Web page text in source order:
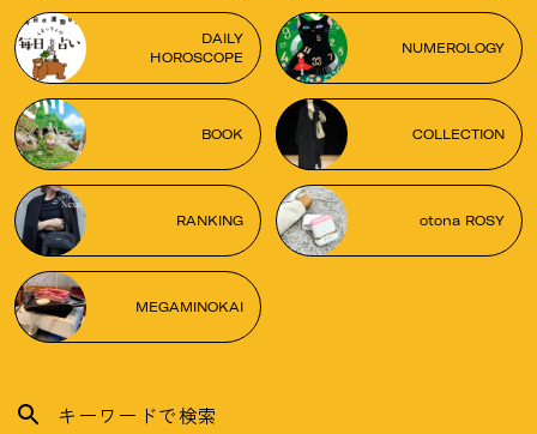
DAILY
HOROSCOPE
NUMEROLOGY
BOOK COLLECTION
RANKING otona ROSY
MEGAMINOKAI